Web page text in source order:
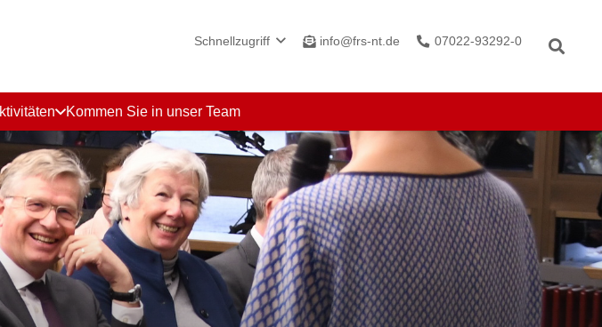
Schnellzugriff info@frs-nt.de 07022-93292-0
Kommen Sie in unser Team